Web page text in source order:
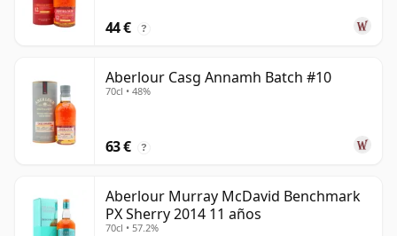
44 € ?
Aberlour Casg Annamh Batch #10
70cl • 48%
63 € ?
Aberlour Murray McDavid Benchmark
PX Sherry 2014 11 años
70cl • 57.2%